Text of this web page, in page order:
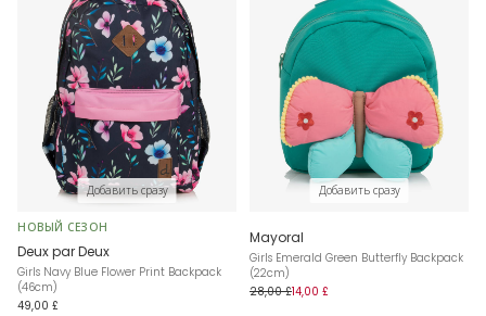
Добавить сразу
НОВЫЙ СЕЗОН
Deux par Deux
Girls Navy Blue Flower Print Backpack
(46cm)
49,00 £
Добавить сразу
Mayoral
Girls Emerald Green Butterfly Backpack
(22cm)
28,00 £14,00 £